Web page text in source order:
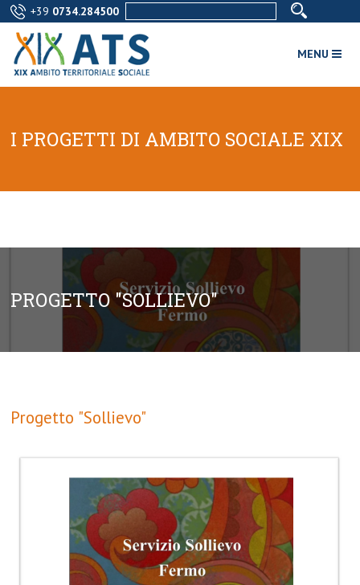
+39 0734.284500
MENU
I PROGETTI DI AMBITO SOCIALE XIX
PROGETTO "SOLLIEVO"
Progetto "Sollievo"